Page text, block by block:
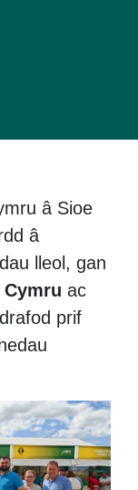
â Sioe
â
lleol, gan
Cymru ac
prif